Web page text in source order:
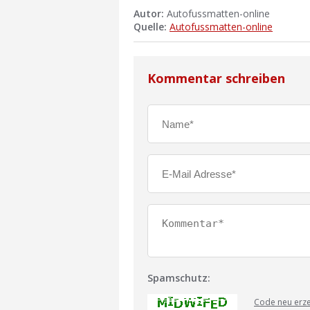
Autor: Autofussmatten-online
Quelle: Autofussmatten-online
Kommentar schreiben
Spamschutz:
Code neu